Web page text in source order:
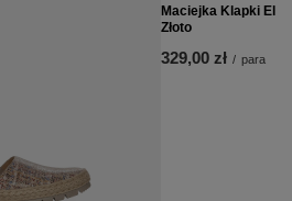
Maciejka Klapki
Złoto
329,00 zł / para